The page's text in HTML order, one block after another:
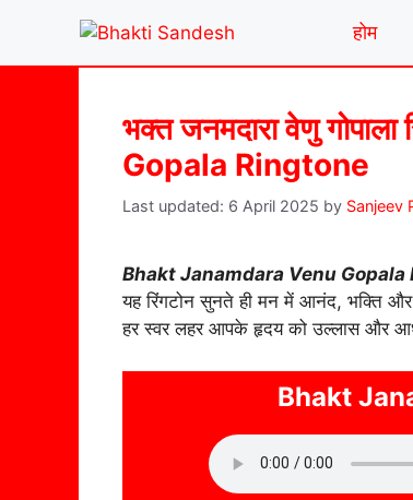
content
होम
भक्त जनमदारा वेणु
Gopala Ringtone
6 April 2025 by Sanjeev
Bhakt Janamdara Venu Gopala
यह रिंगटोन सुनते ही मन में आनंद, भक्ति
हर स्वर लहर आपके हृदय को उल्लास और
Bhakt